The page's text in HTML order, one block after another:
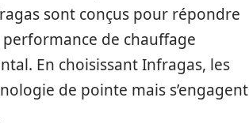
sont conçus pour répondre
de chauffage
En choisissant Infragas, les
de pointe mais s’engagent